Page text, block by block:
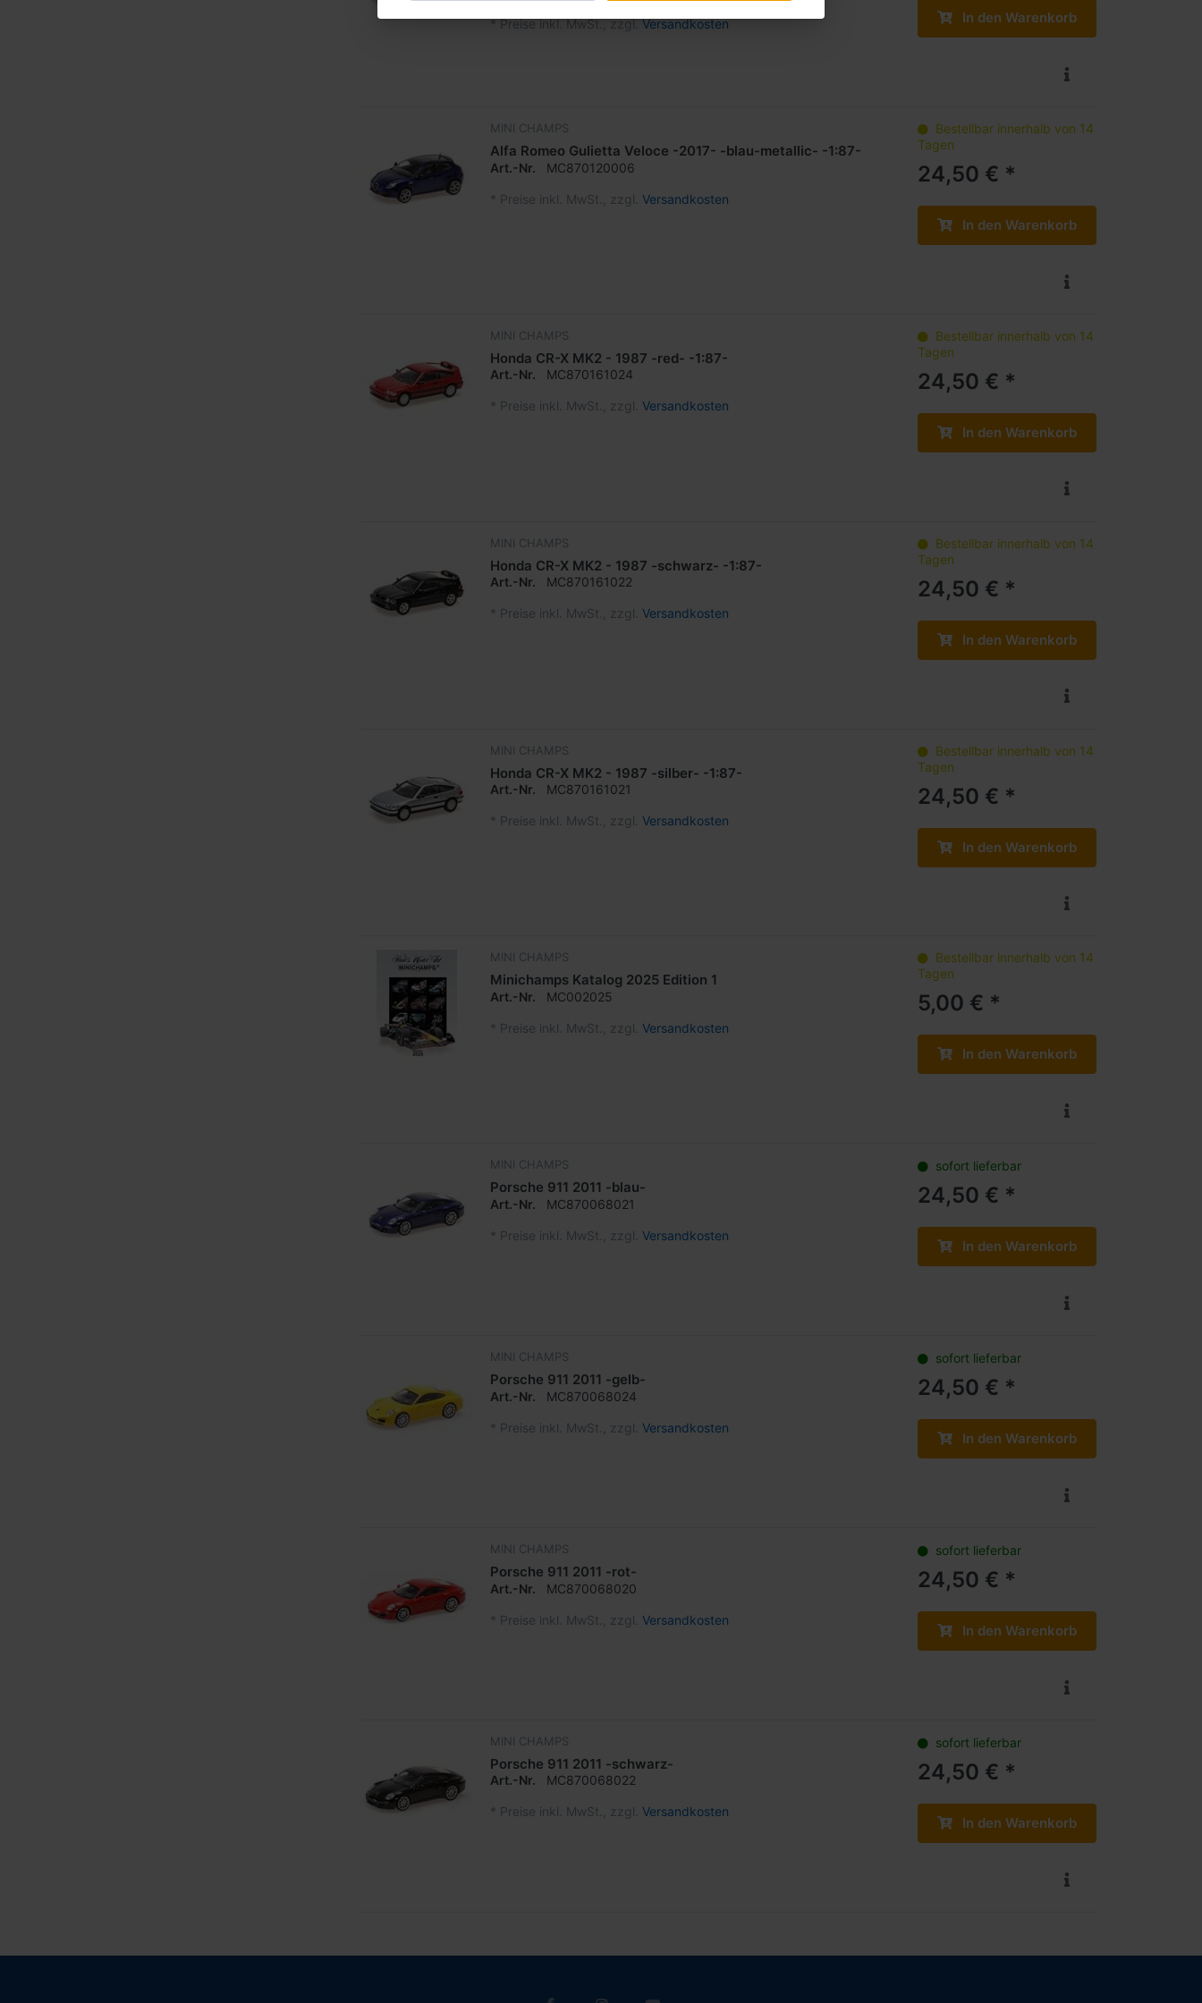
* Preise inkl. MwSt., zzgl.Versandkosten In den Warenkorb
MINI CHAMPS
Alfa Romeo Gulietta Veloce -2017- -blau-metallic- -1:87-
Art.-Nr. MC870120006
* Preise inkl. MwSt., zzgl. Versandkosten
Bestellbar innerhalb von 14
Tagen
24,50 € *
In den Warenkorb
MINI CHAMPS
Honda CR-X MK2 - 1987 -red- -1:87-
Art.-Nr. MC870161024
* Preise inkl. MwSt., zzgl. Versandkosten
Bestellbar innerhalb von 14
Tagen
24,50 € *
In den Warenkorb
MINI CHAMPS
Honda CR-X MK2 - 1987 -schwarz- -1:87-
Art.-Nr. MC870161022
* Preise inkl. MwSt., zzgl. Versandkosten
Bestellbar innerhalb von 14
Tagen
24,50 € *
In den Warenkorb
MINI CHAMPS
Honda CR-X MK2 - 1987 -silber- -1:87-
Art.-Nr. MC870161021
* Preise inkl. MwSt., zzgl. Versandkosten
Bestellbar innerhalb von 14
Tagen
24,50 € *
In den Warenkorb
MINI CHAMPS
Minichamps Katalog 2025 Edition 1
Art.-Nr. MC002025
* Preise inkl. MwSt., zzgl. Versandkosten
Bestellbar innerhalb von 14
Tagen
5,00 € *
In den Warenkorb
MINI CHAMPS
Porsche 911 2011 -blau-
Art.-Nr. MC870068021
* Preise inkl. MwSt., zzgl. Versandkosten
sofort lieferbar
24,50 € *
In den Warenkorb
MINI CHAMPS
Porsche 911 2011 -gelb-
Art.-Nr. MC870068024
* Preise inkl. MwSt., zzgl. Versandkosten
sofort lieferbar
24,50 € *
In den Warenkorb
MINI CHAMPS
Porsche 911 2011 -rot-
Art.-Nr. MC870068020
* Preise inkl. MwSt., zzgl. Versandkosten
sofort lieferbar
24,50 € *
In den Warenkorb
MINI CHAMPS
Porsche 911 2011 -schwarz-
Art.-Nr. MC870068022
* Preise inkl. MwSt., zzgl. Versandkosten
sofort lieferbar
24,50 € *
In den Warenkorb